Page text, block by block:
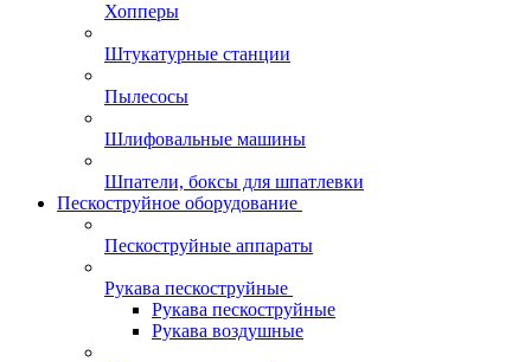
Хопперы
Штукатурные станции
Пылесосы
Шлифовальные машины
Шпатели, боксы для шпатлевки
Пескоструйное оборудование
Пескоструйные аппараты
Рукава пескоструйные
Рукава пескоструйные
Рукава воздушные